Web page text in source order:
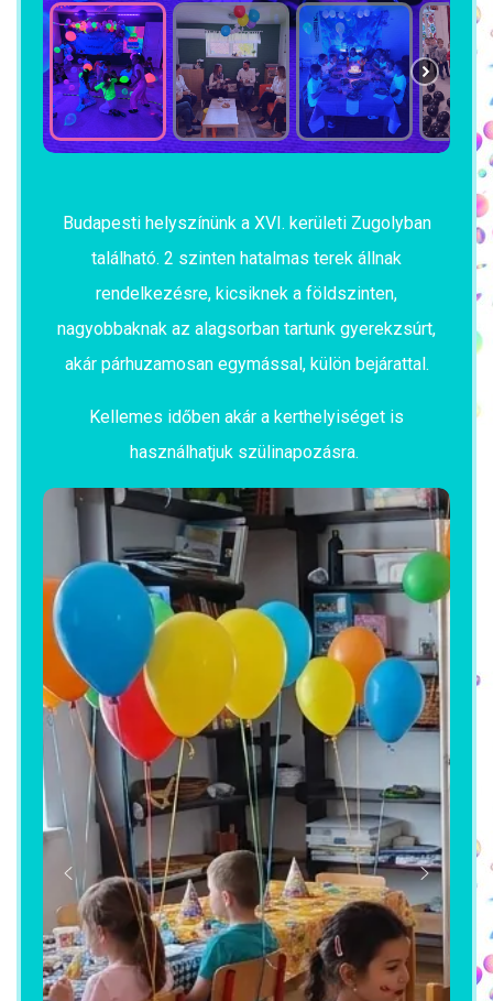
Budapesti helyszínünk a XVI. kerületi Zugolyban
található. 2 szinten hatalmas terek állnak
rendelkezésre, kicsiknek a földszinten,
nagyobbaknak az alagsorban tartunk gyerekzsúrt,
akár párhuzamosan egymással, külön bejárattal.
Kellemes időben akár a kerthelyiséget is
használhatjuk szülinapozásra.